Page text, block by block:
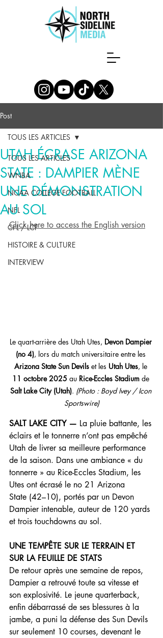
Post
TOUS LES ARTICLES
WNBA
NCAA COLLEGE FOOTBALL
NFL
CFL / LCF
HISTOIRE & CULTURE
INTERVIEW
TOUS LES ARTICLES
UTAH ÉCRASE ARIZONA
STATE : DAMPIER MÈNE
UNE DÉMONSTRATION
AU SOL
Click here to access the English version
Le quart-arrière des Utah Utes, Devon Dampier
(no 4), lors du match universitaire entre les
Arizona State Sun Devils et les Utah Utes, le
11 octobre 2025 au Rice-Eccles Stadium de
Salt Lake City (Utah). (Photo : Boyd Ivey / Icon
Sportswire)
SALT LAKE CITY — La pluie battante, les
éclairs et le tonnerre n’ont pas empêché
Utah de livrer sa meilleure performance
de la saison. Dans une ambiance « du
tonnerre » au Rice-Eccles Stadium, les
Utes ont écrasé le no 21 Arizona
State (42–10), portés par un Devon
Dampier intenable, auteur de 120 yards
et trois touchdowns au sol.
UNE TEMPÊTE SUR LE TERRAIN ET
SUR LA FEUILLE DE STATS
De retour après une semaine de repos,
Dampier a retrouvé toute sa vitesse et
son explosivité. Le jeune quarterback,
enfin débarrassé de ses blessures à la
jambe, a puni la défense des Sun Devils
sur seulement 10 courses, devenant le